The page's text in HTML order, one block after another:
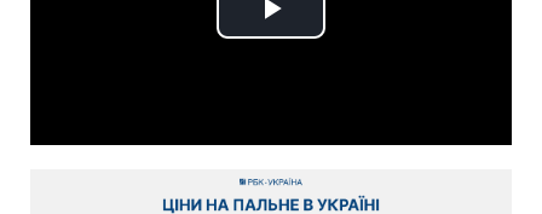
Play